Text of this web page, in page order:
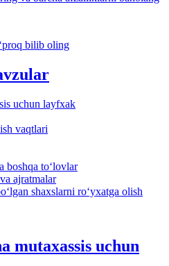
bilib oling
uchun layfхak
vaqtlari
boshqa toʻlovlar
ajratmalar
shaхslarni roʻyхatga olish
mutaхassis uchun